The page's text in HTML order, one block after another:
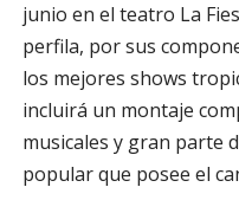
junio en el teatro La
perfila, por sus
los mejores shows
incluirá un montaje
musicales y gran parte
popular que posee el